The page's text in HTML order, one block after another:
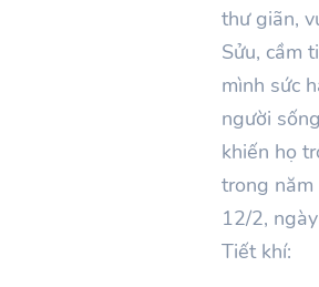
thư giãn,
Sửu, cầm
mình sức
người
khiến họ
trong năm
12/2,
Tiết khí: